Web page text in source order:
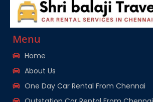
Menu
Home
About Us
One Day Car Rental From Chennai